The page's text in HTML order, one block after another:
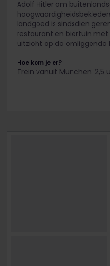
Adolf Hitler om
landgoed is sindsdien
restaurant en biertuin
uitzicht op de omliggende
Hoe kom je er?
Trein vanuit München: 2,5